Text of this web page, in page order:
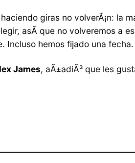
giras no volverÃ¡n: la
asÃ­ que no volveremos a
Incluso hemos fijado una fecha.
James, aÃ±adiÃ³ que les